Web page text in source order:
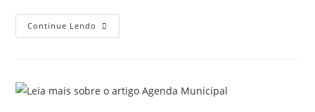
Continue Lendo Pesquisa
Nacional